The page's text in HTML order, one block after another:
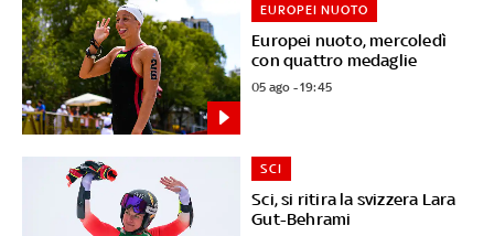
Europei nuoto, mercoledì
con quattro medaglie
EUROPEI NUOTO
05 ago - 19:45
Sci, si ritira la svizzera Lara
Gut-Behrami
SCI